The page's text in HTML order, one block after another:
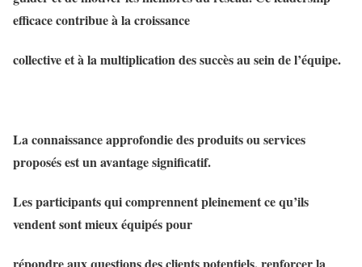
efficace contribue à la croissance
collective et à la multiplication des succès au sein de l’équipe.
La connaissance approfondie des produits ou services
proposés est un avantage significatif.
Les participants qui comprennent pleinement ce qu’ils
vendent sont mieux équipés pour